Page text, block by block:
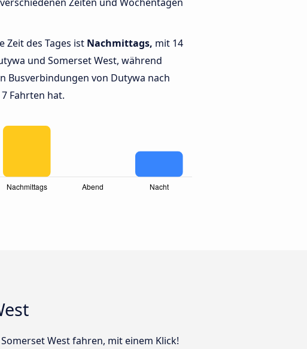
Zeit des Tages ist Nachmittags, mit 14
und Somerset West, während
Busverbindungen von Dutywa nach
Fahrten hat.
West fahren, mit einem Klick!